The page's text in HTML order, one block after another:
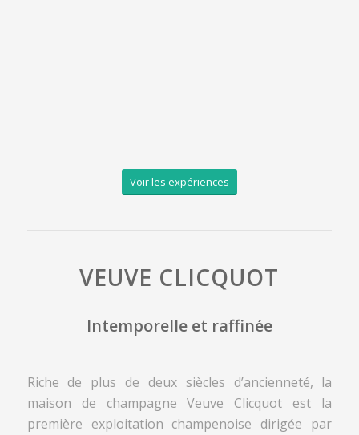
Voir les expériences
VEUVE CLICQUOT
Intemporelle et raffinée
Riche de plus de deux siècles d’ancienneté, la
maison de champagne Veuve Clicquot est la
première exploitation champenoise dirigée par